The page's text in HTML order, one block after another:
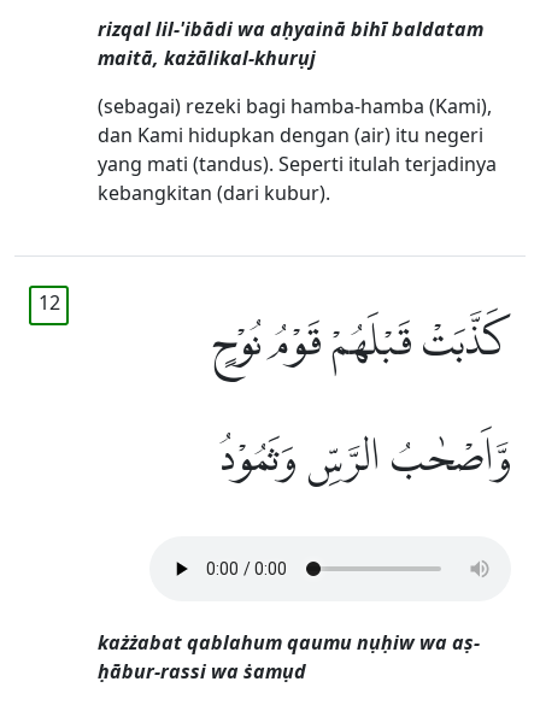
rizqal lil-'ibādi wa aḥyainā bihī baldatam
maitā, każālikal-khurụj
(sebagai) rezeki bagi hamba-hamba (Kami),
dan Kami hidupkan dengan (air) itu negeri
yang mati (tandus). Seperti itulah terjadinya
kebangkitan (dari kubur).
12
كَذَّبَتْ قَبْلَهُمْ قَوْمُ نُوْحٍ
وَّاَصْحٰبُ الرَّسِّ وَثَمُوْدُ
każżabat qablahum qaumu nụḥiw wa aṣ-
ḥābur-rassi wa ṡamụd